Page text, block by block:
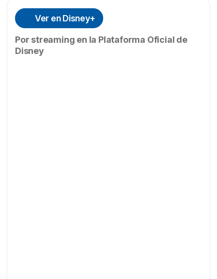
Ver en Disney+
Por streaming en la Plataforma Oficial de
Disney